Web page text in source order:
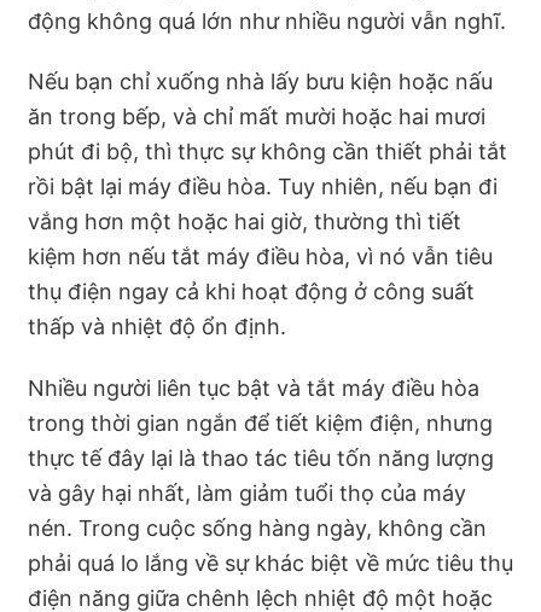
động không quá lớn như nhiều người vẫn nghĩ.
Nếu bạn chỉ xuống nhà lấy bưu kiện hoặc nấu
ăn trong bếp, và chỉ mất mười hoặc hai mươi
phút đi bộ, thì thực sự không cần thiết phải tắt
rồi bật lại máy điều hòa. Tuy nhiên, nếu bạn đi
vắng hơn một hoặc hai giờ, thường thì tiết
kiệm hơn nếu tắt máy điều hòa, vì nó vẫn tiêu
thụ điện ngay cả khi hoạt động ở công suất
thấp và nhiệt độ ổn định.
Nhiều người liên tục bật và tắt máy điều hòa
trong thời gian ngắn để tiết kiệm điện, nhưng
thực tế đây lại là thao tác tiêu tốn năng lượng
và gây hại nhất, làm giảm tuổi thọ của máy
nén. Trong cuộc sống hàng ngày, không cần
phải quá lo lắng về sự khác biệt về mức tiêu thụ
điện năng giữa chênh lệch nhiệt độ một hoặc